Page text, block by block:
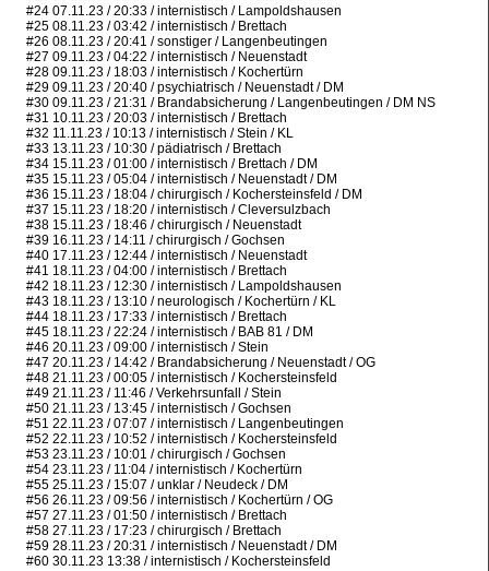
#24 07.11.23 / 20:33 / internistisch / Lampoldshausen
#25 08.11.23 / 03:42 / internistisch / Brettach
#26 08.11.23 / 20:41 / sonstiger / Langenbeutingen
#27 09.11.23 / 04:22 / internistisch / Neuenstadt
#28 09.11.23 / 18:03 / internistisch / Kochertürn
#29 09.11.23 / 20:40 / psychiatrisch / Neuenstadt / DM
#30 09.11.23 / 21:31 / Brandabsicherung / Langenbeutingen / DM NS
#31 10.11.23 / 20:03 / internistisch / Brettach
#32 11.11.23 / 10:13 / internistisch / Stein / KL
#33 13.11.23 / 10:30 / pädiatrisch / Brettach
#34 15.11.23 / 01:00 / internistisch / Brettach / DM
#35 15.11.23 / 05:04 / internistisch / Neuenstadt / DM
#36 15.11.23 / 18:04 / chirurgisch / Kochersteinsfeld / DM
#37 15.11.23 / 18:20 / internistisch / Cleversulzbach
#38 15.11.23 / 18:46 / chirurgisch / Neuenstadt
#39 16.11.23 / 14:11 / chirurgisch / Gochsen
#40 17.11.23 / 12:44 / internistisch / Neuenstadt
#41 18.11.23 / 04:00 / internistisch / Brettach
#42 18.11.23 / 12:30 / internistisch / Lampoldshausen
#43 18.11.23 / 13:10 / neurologisch / Kochertürn / KL
#44 18.11.23 / 17:33 / internistisch / Brettach
#45 18.11.23 / 22:24 / internistisch / BAB 81 / DM
#46 20.11.23 / 09:00 / internistisch / Stein
#47 20.11.23 / 14:42 / Brandabsicherung / Neuenstadt / OG
#48 21.11.23 / 00:05 / internistisch / Kochersteinsfeld
#49 21.11.23 / 11:46 / Verkehrsunfall / Stein
#50 21.11.23 / 13:45 / internistisch / Gochsen
#51 22.11.23 / 07:07 / internistisch / Langenbeutingen
#52 22.11.23 / 10:52 / internistisch / Kochersteinsfeld
#53 23.11.23 / 10:01 / chirurgisch / Gochsen
#54 23.11.23 / 11:04 / internistisch / Kochertürn
#55 25.11.23 / 15:07 / unklar / Neudeck / DM
#56 26.11.23 / 09:56 / internistisch / Kochertürn / OG
#57 27.11.23 / 01:50 / internistisch / Brettach
#58 27.11.23 / 17:23 / chirurgisch / Brettach
#59 28.11.23 / 20:31 / internistisch / Neuenstadt / DM
#60 30.11.23 13:38 / internistisch / Kochersteinsfeld